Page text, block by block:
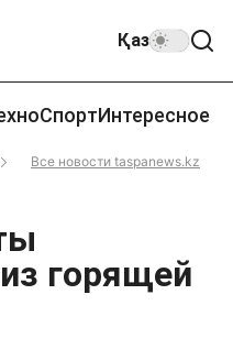
Қаз
СпортИнтересное
Все новости taspanews.kz
горящей